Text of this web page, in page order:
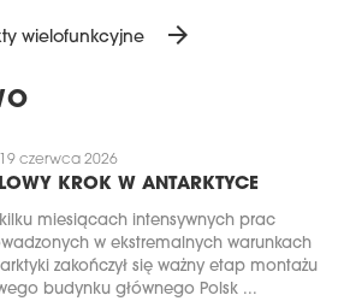
wielofunkcyjne arrow_forward
19 czerwca 2026
KROK W ANTARKTYCE
kilku miesiącach intensywnych prac
w ekstremalnych warunkach
zakończył się ważny etap montażu
budynku głównego Polsk ...